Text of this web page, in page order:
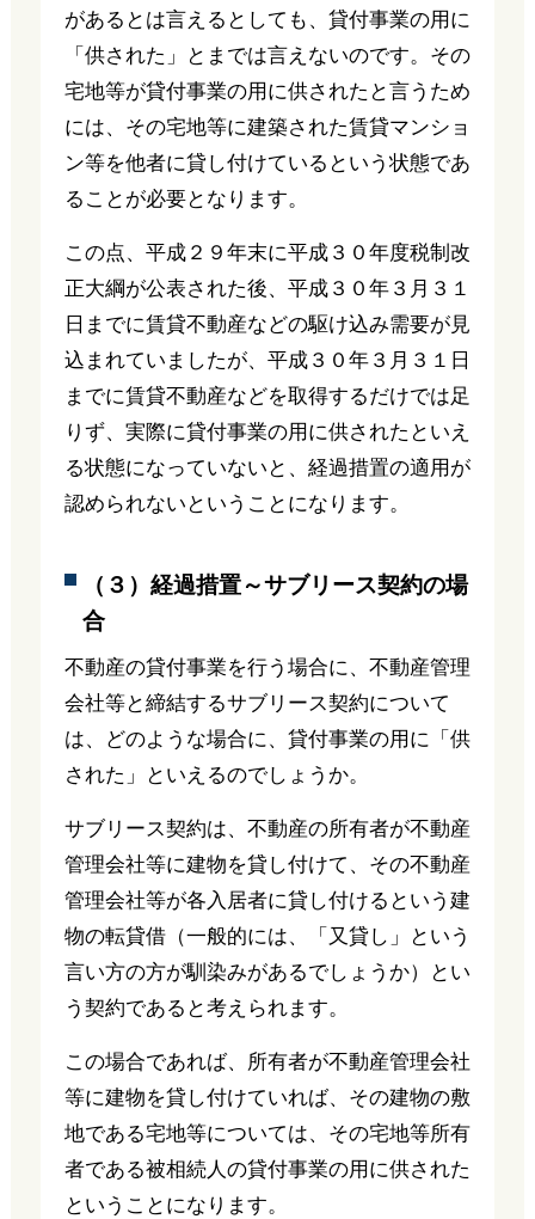
があるとは言えるとしても、貸付事業の用に
「供された」とまでは言えないのです。その
宅地等が貸付事業の用に供されたと言うため
には、その宅地等に建築された賃貸マンショ
ン等を他者に貸し付けているという状態であ
ることが必要となります。
この点、平成２９年末に平成３０年度税制改
正大綱が公表された後、平成３０年３月３１
日までに賃貸不動産などの駆け込み需要が見
込まれていましたが、平成３０年３月３１日
までに賃貸不動産などを取得するだけでは足
りず、実際に貸付事業の用に供されたといえ
る状態になっていないと、経過措置の適用が
認められないということになります。
（３）経過措置～サブリース契約の場
合
不動産の貸付事業を行う場合に、不動産管理
会社等と締結するサブリース契約について
は、どのような場合に、貸付事業の用に「供
された」といえるのでしょうか。
サブリース契約は、不動産の所有者が不動産
管理会社等に建物を貸し付けて、その不動産
管理会社等が各入居者に貸し付けるという建
物の転貸借（一般的には、「又貸し」という
言い方の方が馴染みがあるでしょうか）とい
う契約であると考えられます。
この場合であれば、所有者が不動産管理会社
等に建物を貸し付けていれば、その建物の敷
地である宅地等については、その宅地等所有
者である被相続人の貸付事業の用に供された
ということになります。